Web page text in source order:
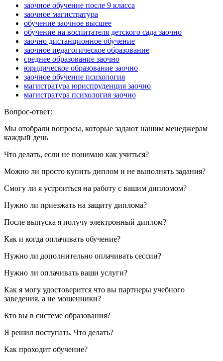
заочное обучение после 9 класса
заочное магистратура
обучение заочное высшее
обучение на воспитателя детского сада заочно
заочно дистанционное обучение
заочное педагогическое образование
среднее образование заочно
юридическое образование заочно
заочное обучение психология
магистратура юриспруденция заочно
магистратура психология заочно
Вопрос-ответ:
Мы отобрали вопросы, которые задают нашим менеджерам
каждый день
Что делать, если не понимаю как учиться?
Можно ли просто купить диплом и не выполнять задания?
Смогу ли я устроиться на работу с вашим дипломом?
Нужно ли приезжать на защиту диплома?
После выпуска я получу электронный диплом?
Как и когда оплачивать обучение?
Нужно ли дополнительно оплачивать сессии?
Нужно ли оплачивать ваши услуги?
Как я могу удостоверится что вы партнеры учебного
заведения, а не мошенники?
Кто вы в системе образования?
Я решил поступать. Что делать?
Как проходит обучение?